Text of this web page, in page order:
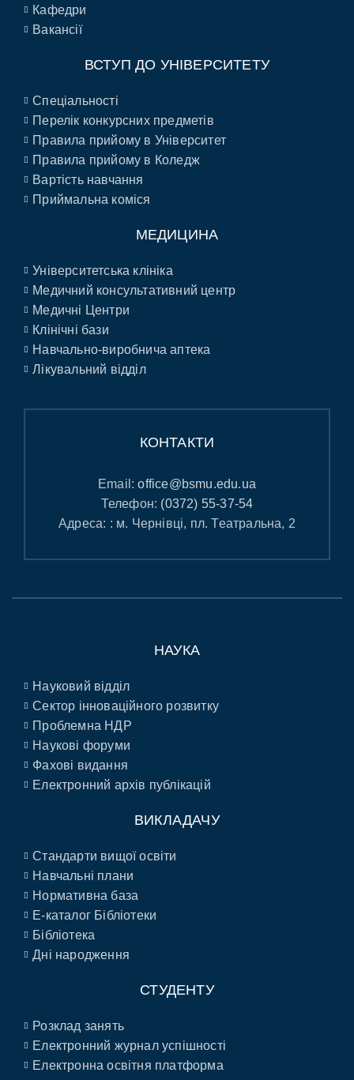
Кафедри
Вакансії
ВСТУП ДО УНІВЕРСИТЕТУ
Спеціальності
Перелік конкурсних предметів
Правила прийому в Університет
Правила прийому в Коледж
Вартість навчання
Приймальна коміся
МЕДИЦИНА
Університетська клініка
Медичний консультативний центр
Медичні Центри
Клінічні бази
Навчально-виробнича аптека
Лікувальний відділ
КОНТАКТИ
Email:office@bsmu.edu.ua
Телефон: (0372) 55-37-54
Адреса: : м. Чернівці, пл. Театральна, 2
НАУКА
Науковий відділ
Сектор інноваційного розвитку
Проблемна НДР
Наукові форуми
Фахові видання
Електронний архів публікацій
ВИКЛАДАЧУ
Стандарти вищої освіти
Навчальні плани
Нормативна база
E-каталог Бібліотеки
Бібліотека
Дні народження
СТУДЕНТУ
Розклад занять
Електронний журнал успішності
Електронна освітня платформа